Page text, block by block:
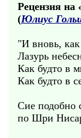
Рецензия на
(Юлиус
"И вновь,
Лазурь
Как будто в
Как будто в
Сие подобно
по Шри